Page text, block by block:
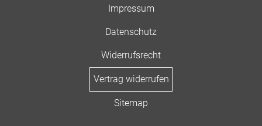
Impressum
Datenschutz
Widerrufsrecht
Vertrag widerrufen
Sitemap